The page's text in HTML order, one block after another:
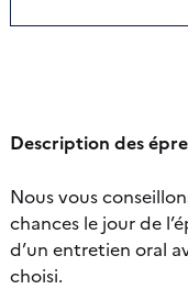
Description des
Nous vous
chances le jour de
d’un entretien oral
choisi.